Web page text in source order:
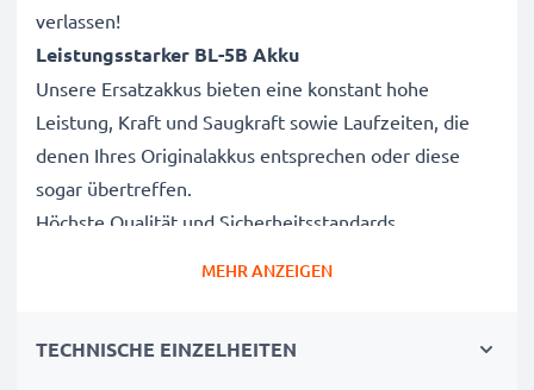
verlassen!
Leistungsstarker BL-5B Akku
Unsere Ersatzakkus bieten eine konstant hohe
Leistung, Kraft und Saugkraft sowie Laufzeiten, die
denen Ihres Originalakkus entsprechen oder diese
sogar übertreffen.
Höchste Qualität und Sicherheitsstandards
unterzogen und entsprechen den höchsten EU-
MEHR ANZEIGEN
TECHNISCHE EINZELHEITEN